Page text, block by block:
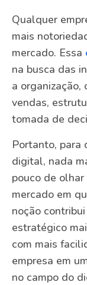
Qualquer
mais
mercado. Essa
na busca das
a organização,
vendas,
tomada de
Portanto, para
digital, nada
pouco de
mercado em
noção
estratégico
com mais
empresa em
no campo do